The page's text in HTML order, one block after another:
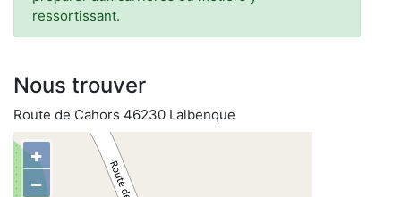
ressortissant.
Nous trouver
Route de Cahors 46230 Lalbenque
+
−